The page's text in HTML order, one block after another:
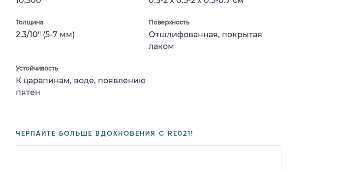
Толщина
2.3/10" (5-7 мм)
Поверхность
Отшлифованная, покрытая
лаком
Устойчивость
К царапинам, воде, появлению
пятен
ЧЕРПАЙТЕ БОЛЬШЕ ВДОХНОВЕНИЯ С RE021!